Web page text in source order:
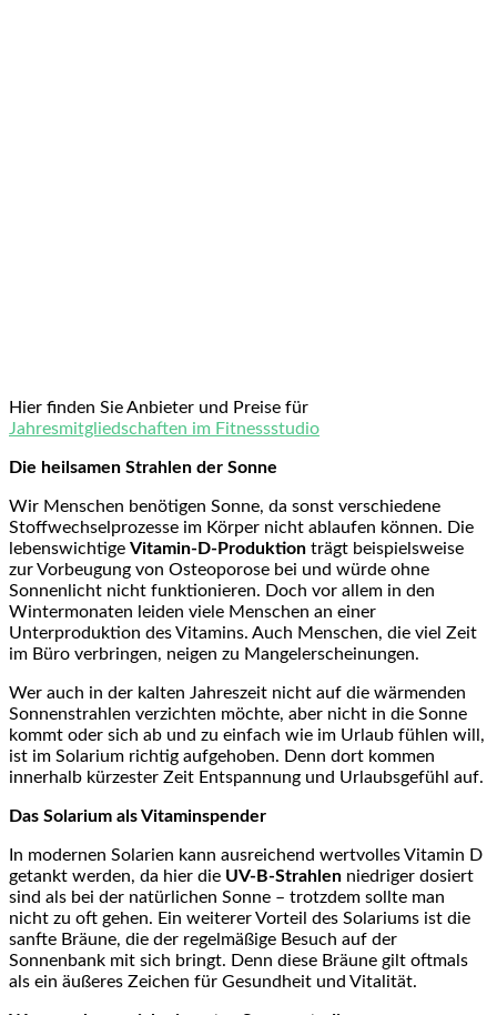
Hier finden Sie Anbieter und Preise für
Jahresmitgliedschaften im Fitnessstudio
Die heilsamen Strahlen der Sonne
Wir Menschen benötigen Sonne, da sonst verschiedene
Stoffwechselprozesse im Körper nicht ablaufen können. Die
lebenswichtige Vitamin-D-Produktion trägt beispielsweise
zur Vorbeugung von Osteoporose bei und würde ohne
Sonnenlicht nicht funktionieren. Doch vor allem in den
Wintermonaten leiden viele Menschen an einer
Unterproduktion des Vitamins. Auch Menschen, die viel Zeit
im Büro verbringen, neigen zu Mangelerscheinungen.
Wer auch in der kalten Jahreszeit nicht auf die wärmenden
Sonnenstrahlen verzichten möchte, aber nicht in die Sonne
kommt oder sich ab und zu einfach wie im Urlaub fühlen will,
ist im Solarium richtig aufgehoben. Denn dort kommen
innerhalb kürzester Zeit Entspannung und Urlaubsgefühl auf.
Das Solarium als Vitaminspender
In modernen Solarien kann ausreichend wertvolles Vitamin D
getankt werden, da hier die UV-B-Strahlen niedriger dosiert
sind als bei der natürlichen Sonne – trotzdem sollte man
nicht zu oft gehen. Ein weiterer Vorteil des Solariums ist die
sanfte Bräune, die der regelmäßige Besuch auf der
Sonnenbank mit sich bringt. Denn diese Bräune gilt oftmals
als ein äußeres Zeichen für Gesundheit und Vitalität.